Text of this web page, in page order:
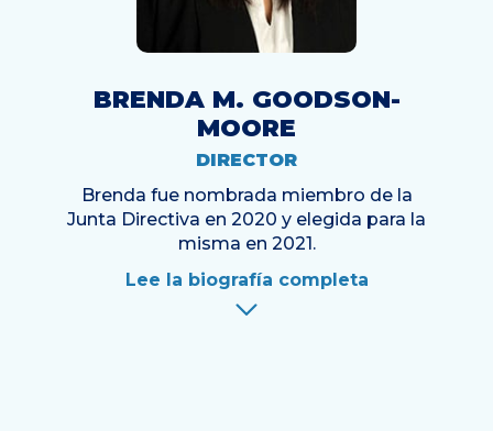
BRENDA M. GOODSON-
MOORE
DIRECTOR
Brenda fue nombrada miembro de la
Junta Directiva en 2020 y elegida para la
misma en 2021.
Lee la biografía completa